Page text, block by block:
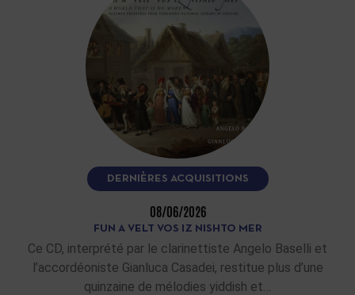
DERNIÈRES ACQUISITIONS
08/06/2026
FUN A VELT VOS IZ NISHTO MER
Ce CD, interprété par le clarinettiste Angelo Baselli et
l’accordéoniste Gianluca Casadei, restitue plus d’une
quinzaine de mélodies yiddish et…